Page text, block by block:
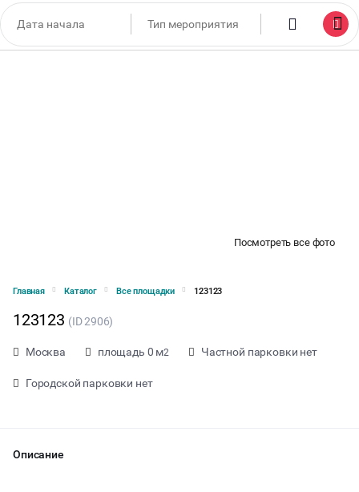
Посмотреть все фото
Главная Каталог Все площадки 123123
123123 (ID 2906)
Москва площадь 0 м2 Частной парковки нет
Городской парковки нет
Описание